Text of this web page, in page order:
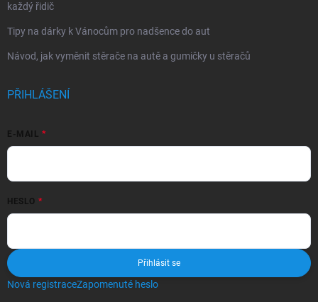
každý řidič
Tipy na dárky k Vánocům pro nadšence do aut
Návod, jak vyměnit stěrače na autě a gumičky u stěračů
PŘIHLÁŠENÍ
E-MAIL
HESLO
Přihlásit se
Nová registraceZapomenuté heslo